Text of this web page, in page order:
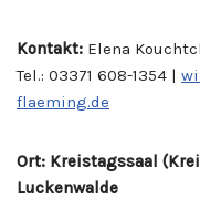
Kontakt: Elena
Tel.: 03371 608-1354 |
flaeming.de
Ort: Kreistagssaal
Luckenwalde